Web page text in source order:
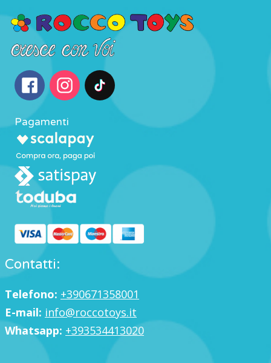
Pagamenti
Contatti:
Telefono: +390671358001
E-mail: info@roccotoys.it
Whatsapp: +393534413020